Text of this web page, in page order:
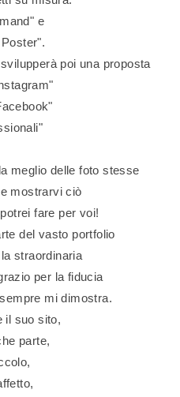
e
poi una proposta
meglio delle foto stesse
mostrarvi ciò
fare per voi!
del vasto portfolio
straordinaria
per la fiducia
mi dimostra.
il suo sito,
parte,